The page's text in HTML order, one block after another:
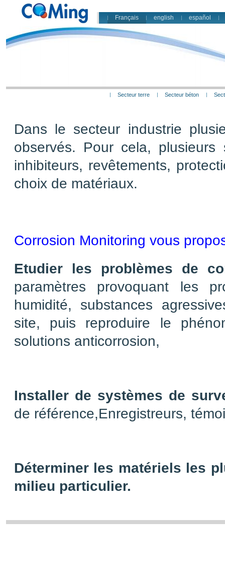
Français english español
Secteur terre Secteur béton
Dans le secteur industrie
observés. Pour cela,
inhibiteurs, revêtements,
choix de matériaux.
Corrosion Monitoring vous
Etudier les problèmes de
paramètres provoquant les
humidité, substances
site, puis reproduire le
solutions anticorrosion,
Installer de systèmes de
de référence,Enregistreurs,
Déterminer les matériels les
milieu particulier.